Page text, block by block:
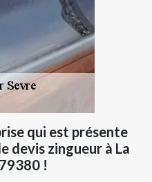
qui est présente
devis zingueur à La
!